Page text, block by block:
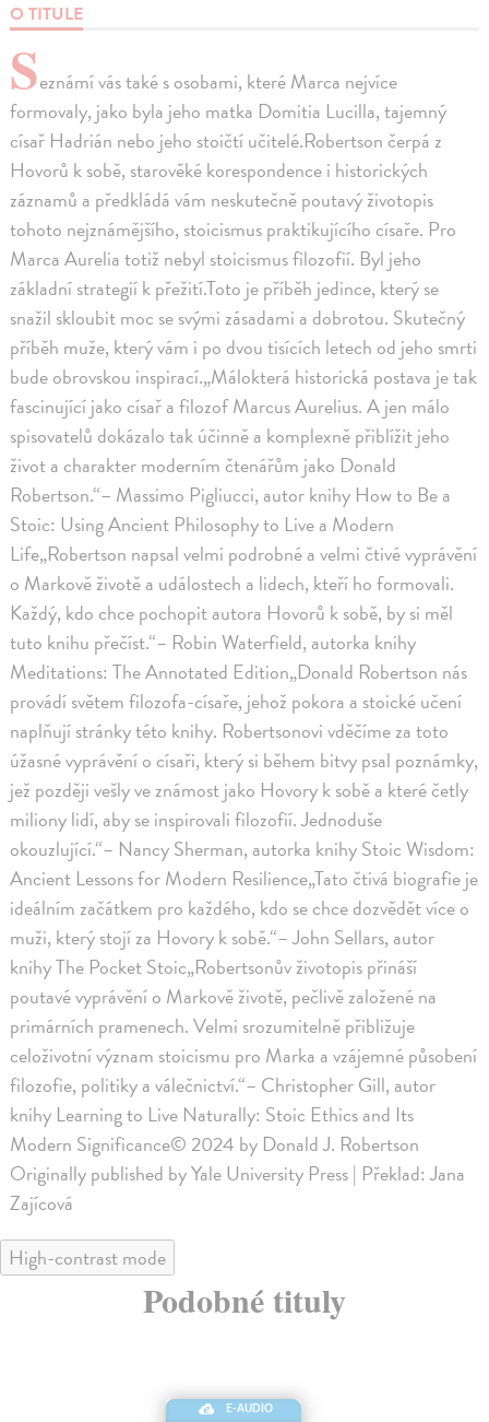
O TITULE
Seznámí vás také s osobami, které Marca nejvíce
formovaly, jako byla jeho matka Domitia Lucilla, tajemný
císař Hadrián nebo jeho stoičtí učitelé.Robertson čerpá z
Hovorů k sobě, starověké korespondence i historických
záznamů a předkládá vám neskutečně poutavý životopis
tohoto nejznámějšího, stoicismus praktikujícího císaře. Pro
Marca Aurelia totiž nebyl stoicismus filozofií. Byl jeho
základní strategií k přežití.Toto je příběh jedince, který se
snažil skloubit moc se svými zásadami a dobrotou. Skutečný
příběh muže, který vám i po dvou tisících letech od jeho smrti
bude obrovskou inspirací.„Málokterá historická postava je tak
fascinující jako císař a filozof Marcus Aurelius. A jen málo
spisovatelů dokázalo tak účinně a komplexně přiblížit jeho
život a charakter moderním čtenářům jako Donald
Robertson.“– Massimo Pigliucci, autor knihy How to Be a
Stoic: Using Ancient Philosophy to Live a Modern
Life„Robertson napsal velmi podrobné a velmi čtivé vyprávění
o Markově životě a událostech a lidech, kteří ho formovali.
Každý, kdo chce pochopit autora Hovorů k sobě, by si měl
tuto knihu přečíst.“– Robin Waterfield, autorka knihy
Meditations: The Annotated Edition„Donald Robertson nás
provádí světem filozofa-císaře, jehož pokora a stoické učení
naplňují stránky této knihy. Robertsonovi vděčíme za toto
úžasné vyprávění o císaři, který si během bitvy psal poznámky,
jež později vešly ve známost jako Hovory k sobě a které četly
miliony lidí, aby se inspirovali filozofií. Jednoduše
okouzlující.“– Nancy Sherman, autorka knihy Stoic Wisdom:
Ancient Lessons for Modern Resilience„Tato čtivá biografie je
ideálním začátkem pro každého, kdo se chce dozvědět více o
muži, který stojí za Hovory k sobě.“– John Sellars, autor
knihy The Pocket Stoic„Robertsonův životopis přináší
poutavé vyprávění o Markově životě, pečlivě založené na
primárních pramenech. Velmi srozumitelně přibližuje
celoživotní význam stoicismu pro Marka a vzájemné působení
filozofie, politiky a válečnictví.“– Christopher Gill, autor
knihy Learning to Live Naturally: Stoic Ethics and Its
Modern Significance© 2024 by Donald J. Robertson
Originally published by Yale University Press | Překlad: Jana
Zajícová
High-contrast mode
Podobné tituly
E-AUDIO